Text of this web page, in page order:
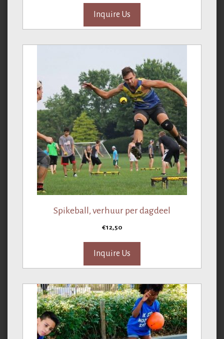
Inquire Us
Spikeball, verhuur per dagdeel
€12,50
Inquire Us